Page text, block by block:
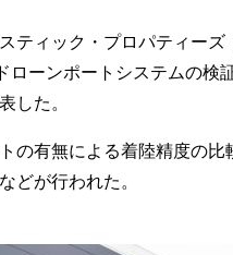
ティック・プロパティー
ローンポートシステムの検
した。
の有無による着陸精度の比
どが行われた。